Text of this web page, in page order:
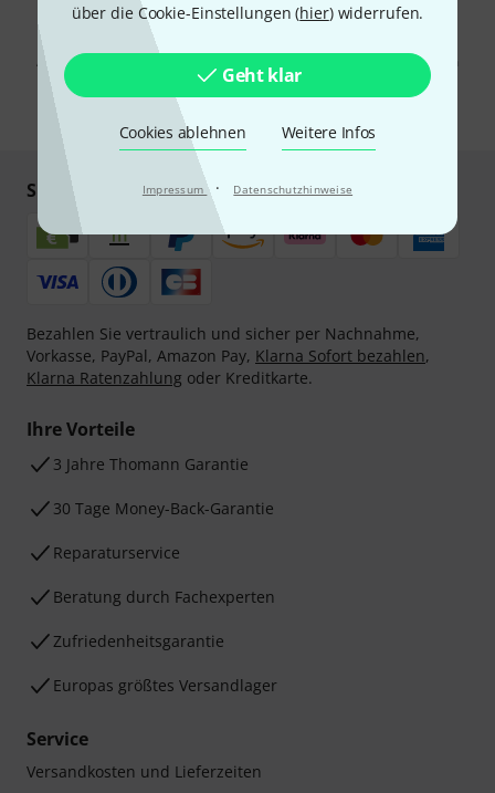
über die Cookie-Einstellungen (hier) widerrufen.
Geht klar
Cookies ablehnen Weitere Infos
Impressum · Datenschutzhinweise
Mit Klick auf „Jetzt anmelden“ stimmen Sie dem Erhalt von E-Mail-
Werbung und einer Messung des E-Mail-Nutzungsverhaltens zu. Die
Abmeldung ist jederzeit möglich. Weitere Informationen finden Sie in
unserenDatenschutzhinweisen
Sicher einkaufen & bezahlen
Bezahlen Sie vertraulich und sicher per Nachnahme,
Vorkasse, PayPal, Amazon Pay, Klarna Sofort bezahlen,
Klarna Ratenzahlung oder Kreditkarte.
Ihre Vorteile
3 Jahre Thomann Garantie
30 Tage Money-Back-Garantie
Reparaturservice
Beratung durch Fachexperten
Zufriedenheitsgarantie
Europas größtes Versandlager
Service
Versandkosten und Lieferzeiten